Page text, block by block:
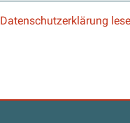
Datenschutzerklärung